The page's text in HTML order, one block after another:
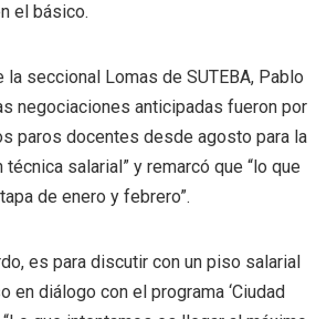
el básico.
seccional Lomas de SUTEBA, Pablo
negociaciones anticipadas fueron por
paros docentes desde agosto para la
salarial” y remarcó que “lo que
de enero y febrero”.
es para discutir con un piso salarial
en diálogo con el programa ‘Ciudad